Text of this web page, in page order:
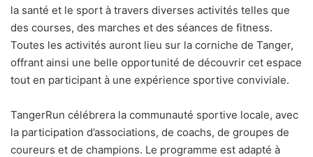
la santé et le sport à travers diverses activités telles que
des courses, des marches et des séances de fitness.
Toutes les activités auront lieu sur la corniche de Tanger,
offrant ainsi une belle opportunité de découvrir cet espace
tout en participant à une expérience sportive conviviale.
TangerRun célébrera la communauté sportive locale, avec
la participation d’associations, de coachs, de groupes de
coureurs et de champions. Le programme est adapté à